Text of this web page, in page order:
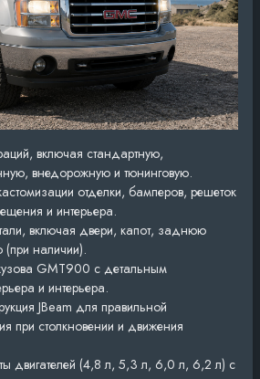
включая стандартную,
внедорожную и тюнинговую.
отделки, бамперов, решеток
и интерьера.
включая двери, капот, заднюю
(при наличии).
GMT900 с детальным
и интерьера.
JBeam для правильной
при столкновении и движения
двигателей (4,8 л, 5,3 л, 6,0 л, 6,2 л) с